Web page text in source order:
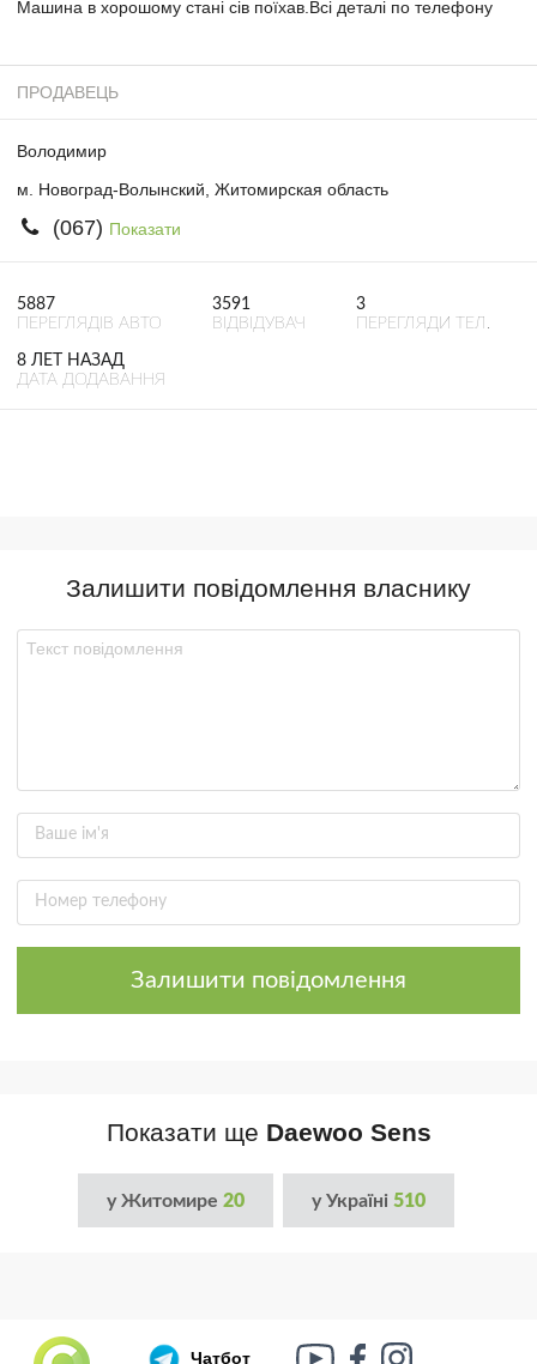
Машина в хорошому стані сів поїхав.Всі деталі по телефону
ПРОДАВЕЦЬ
Володимир
м. Новоград-Волынский, Житомирская область
(067) Показати
5887
ПЕРЕГЛЯДІВ АВТО
3591
ВІДВІДУВАЧ
3
ПЕРЕГЛЯДИ ТЕЛ.
8 ЛЕТ НАЗАД
ДАТА ДОДАВАННЯ
Залишити повідомлення власнику
Залишити повідомлення
Показати ще Daewoo Sens
у Житомире 20 у Україні 510
Чатбот